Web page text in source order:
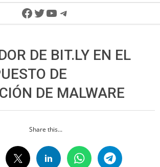
Facebook
Twitter
YouTube
Telegram
DE BIT.LY EN EL
DE
DE MALWARE
Share this...